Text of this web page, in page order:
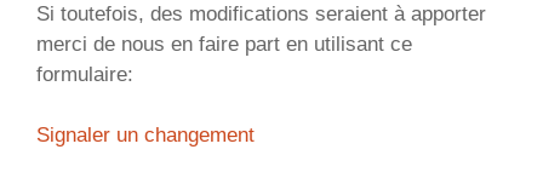
Si toutefois, des modifications seraient à apporter
merci de nous en faire part en utilisant ce
formulaire:
Signaler un changement